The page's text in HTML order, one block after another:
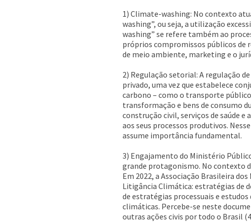
1) Climate-washing: No contexto
washing”, ou seja, a utilização
washing” se refere também ao
próprios compromissos públicos de
de meio ambiente, marketing e o
2) Regulação setorial: A regulação
privado, uma vez que estabelece
carbono – como o transporte
transformação e bens de consumo
construção civil, serviços de saúde e
aos seus processos produtivos.
assume importância fundamental.
3) Engajamento do Ministério
grande protagonismo. No contexto
Em 2022, a Associação Brasileira
Litigância Climática: estratégias de
de estratégias processuais e
climáticas. Percebe-se neste
outras ações civis por todo o Brasil